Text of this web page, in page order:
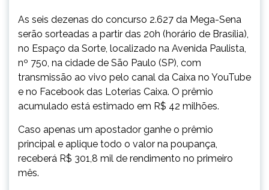
As seis dezenas do concurso 2.627 da Mega-Sena
serão sorteadas a partir das 20h (horário de Brasília),
no Espaço da Sorte, localizado na Avenida Paulista,
nº 750, na cidade de São Paulo (SP), com
transmissão ao vivo pelo canal da Caixa no YouTube
e no Facebook das Loterias Caixa. O prêmio
acumulado está estimado em R$ 42 milhões.
Caso apenas um apostador ganhe o prêmio
principal e aplique todo o valor na poupança,
receberá R$ 301,8 mil de rendimento no primeiro
mês.